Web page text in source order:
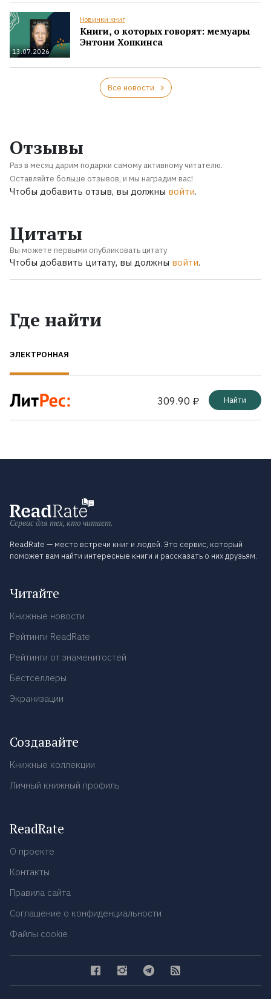
13.07.2026
Новинки книг
Книги, о которых говорят: мемуары
Энтони Хопкинса
Все новости
Отзывы
Раз в месяц дарим подарки самому активному читателю.
Оставляйте больше отзывов, и мы наградим вас!
Чтобы добавить отзыв, вы должны войти.
Цитаты
Вы можете первыми опубликовать цитату
Чтобы добавить цитату, вы должны войти.
Где найти
ЭЛЕКТРОННАЯ
309.90 ₽ Найти
Сервис для тех, кто читает.
ReadRate — место встречи книг и людей. Это сервис, который
поможет вам найти интересные книги и рассказать о них друзьям.
Читайте
Книжные новости
Рейтинги ReadRate
Рейтинги от знаменитостей
Бестселлеры
Экранизации
Создавайте
Книжные коллекции
Личный книжный профиль
ReadRate
О проекте
Контакты
Правила сайта
Соглашение о конфиденциальности
Файлы cookie